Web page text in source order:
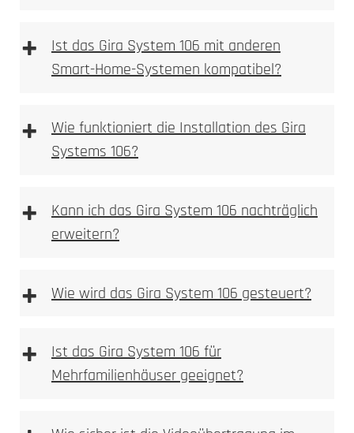
Gegensprechfunktion über die DoorBird App
Ideal für den Einsatz in kleineren Haushalten
D2100E
+
Ist das Gira System 106 mit anderen
Smart-Home-Systemen kompatibel?
+
Wie funktioniert die Installation des Gira
Systems 106?
entfernen.
Montageschale befestigen.
Montageschale wieder montieren und
Ausrichtung erfolgt durch das Festdrehen der
+
Kann ich das Gira System 106 nachträglich
erweitern?
+ Wie wird das Gira System 106 gesteuert?
+
Ist das Gira System 106 für
Mehrfamilienhäuser geeignet?